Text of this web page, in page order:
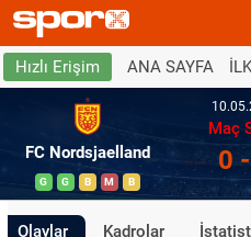
Hızlı Erişim ANA SAYFA
FC Nordsjaelland
G G B M B
Maç
0
Olaylar Kadrolar